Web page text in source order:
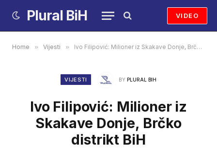
Plural BiH VIDEO
Home » Vijesti » Ivo Filipović: Milioner iz Skakave Donje, Brčko distrikt BiH
VIJESTI BY PLURAL BIH
Ivo Filipović: Milioner iz
Skakave Donje, Brčko
distrikt BiH